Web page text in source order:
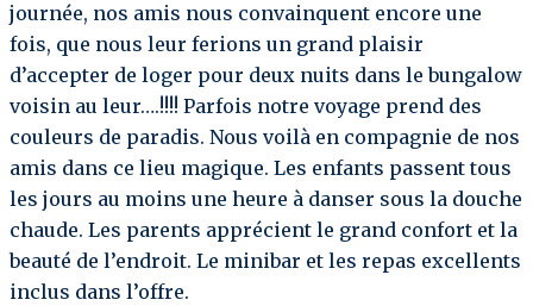
journée, nos amis nous convainquent encore une
fois, que nous leur ferions un grand plaisir
d’accepter de loger pour deux nuits dans le bungalow
voisin au leur….!!!! Parfois notre voyage prend des
couleurs de paradis. Nous voilà en compagnie de nos
amis dans ce lieu magique. Les enfants passent tous
les jours au moins une heure à danser sous la douche
chaude. Les parents apprécient le grand confort et la
beauté de l’endroit. Le minibar et les repas excellents
inclus dans l’offre.